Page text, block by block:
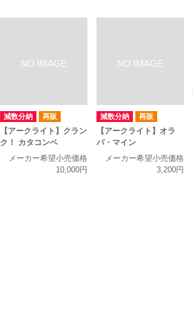
減数分納 再販
【アークライト】クラン
ク！ カタコンベ
メーカー希望小売価格
10,000円
減数分納 再販
【アークライト】オラ
パ・マイン
メーカー希望小売価格
3,200円